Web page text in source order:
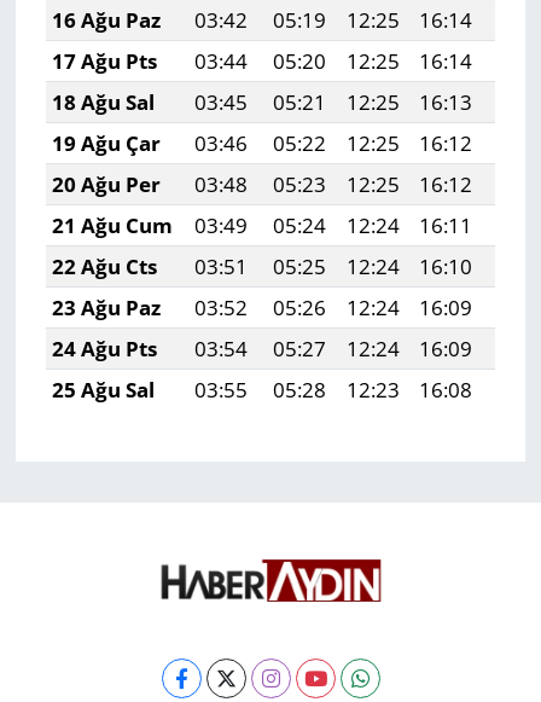
16 Ağu Paz
03:42 05:19 12:25 16:14
17 Ağu Pts
03:44 05:20 12:25 16:14
18 Ağu Sal
03:45 05:21 12:25 16:13
19 Ağu Çar
03:46 05:22 12:25 16:12
20 Ağu Per
03:48 05:23 12:25 16:12
21 Ağu Cum
03:49 05:24 12:24 16:11
22 Ağu Cts
03:51 05:25 12:24 16:10
23 Ağu Paz
03:52 05:26 12:24 16:09
24 Ağu Pts
03:54 05:27 12:24 16:09
25 Ağu Sal
03:55 05:28 12:23 16:08